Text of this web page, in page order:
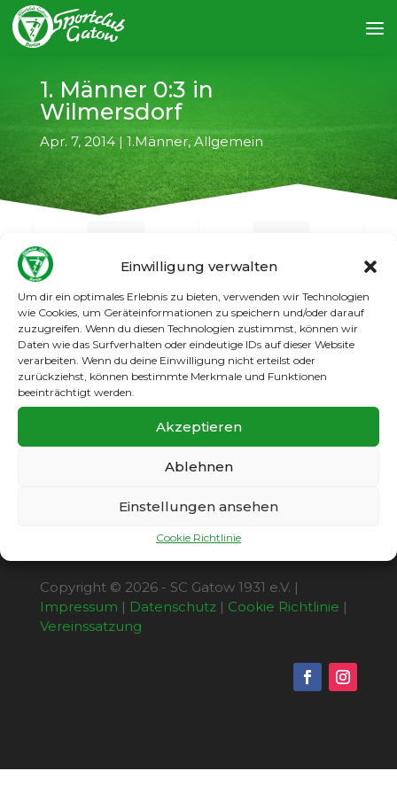
Einwilligung verwalten
Um dir ein optimales Erlebnis zu bieten, verwenden wir Technologien
wie Cookies, um Geräteinformationen zu speichern und/oder darauf
zuzugreifen. Wenn du diesen Technologien zustimmst, können wir
Daten wie das Surfverhalten oder eindeutige IDs auf dieser Website
verarbeiten. Wenn du deine Einwilligung nicht erteilst oder
zurückziehst, können bestimmte Merkmale und Funktionen
beeinträchtigt werden.
Akzeptieren
Ablehnen
Einstellungen ansehen
Cookie Richtlinie
1. Männer 0:3 in
Wilmersdorf
Apr. 7, 2014|1.Männer,Allgemein
← vorheriger Artikel nächster Artikel→
Auch beim 1. FC Wilmersdorf gab es für
Gatows 1. Männer nichts zu holen. Die
Gastgeber kontrollierten zu jeder Zeit das
Geschehen und gewannen die Partie mühelos
Copyright © 2026 - SC Gatow 1931 e.V. |
Impressum | Datenschutz| Cookie Richtlinie |
Vereinssatzung